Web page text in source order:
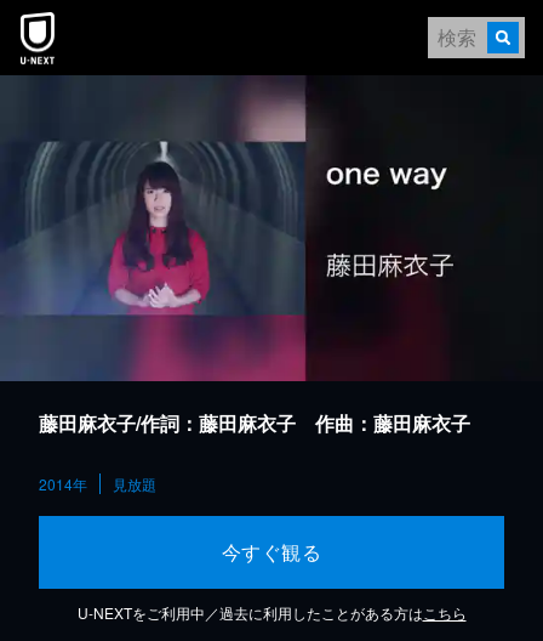
本文へスキップ
藤田麻衣子/作詞：藤田麻衣子 作曲：藤田麻衣子
2014年 見放題
今すぐ観る
U-NEXTをご利用中／過去に利用したことがある方は こちら